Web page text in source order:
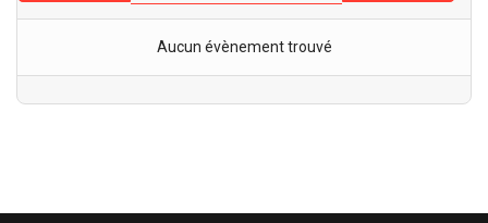
Aucun évènement trouvé